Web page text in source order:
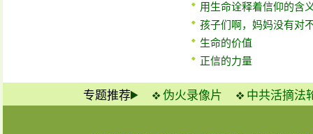
用生命诠释着信仰的含
孩子们啊，妈妈没有对
生命的价值
正信的力量
专题推荐 伪火录像片 中共活摘法